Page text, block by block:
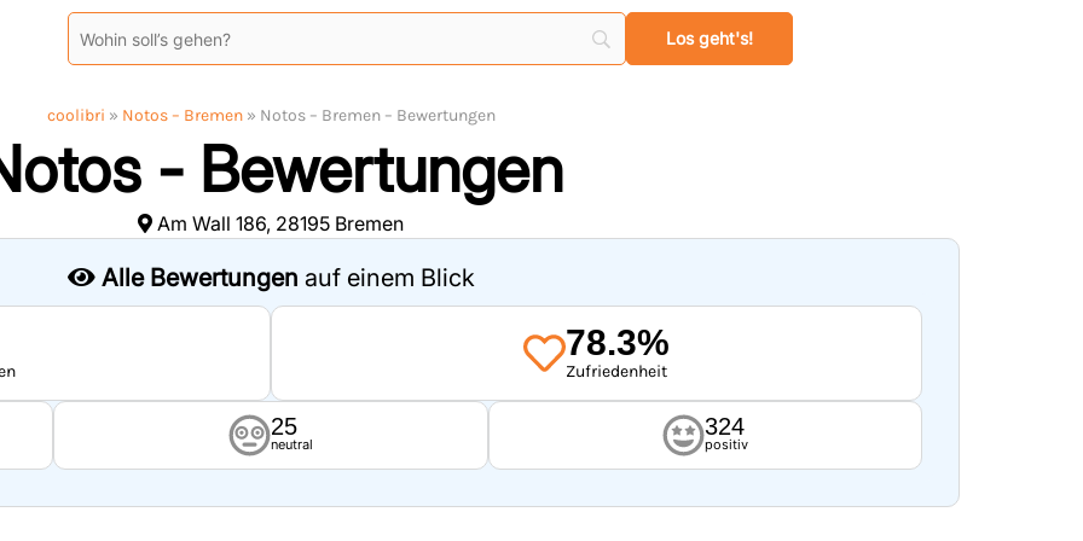
coolibri » Notos – Bremen» Notos – Bremen – Bewertungen
- Bewertungen
Am Wall 186, 28195 Bremen
Alle Bewertungen auf einem Blick
78.3%
Zufriedenheit
25
neutral
324
positiv